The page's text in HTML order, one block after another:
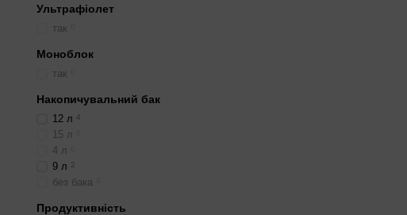
Ультрафіолет
так
Моноблок
так
Накопичувальний бак
12 л 4
15 л
4 л
9 л 2
без бака
Продуктивність